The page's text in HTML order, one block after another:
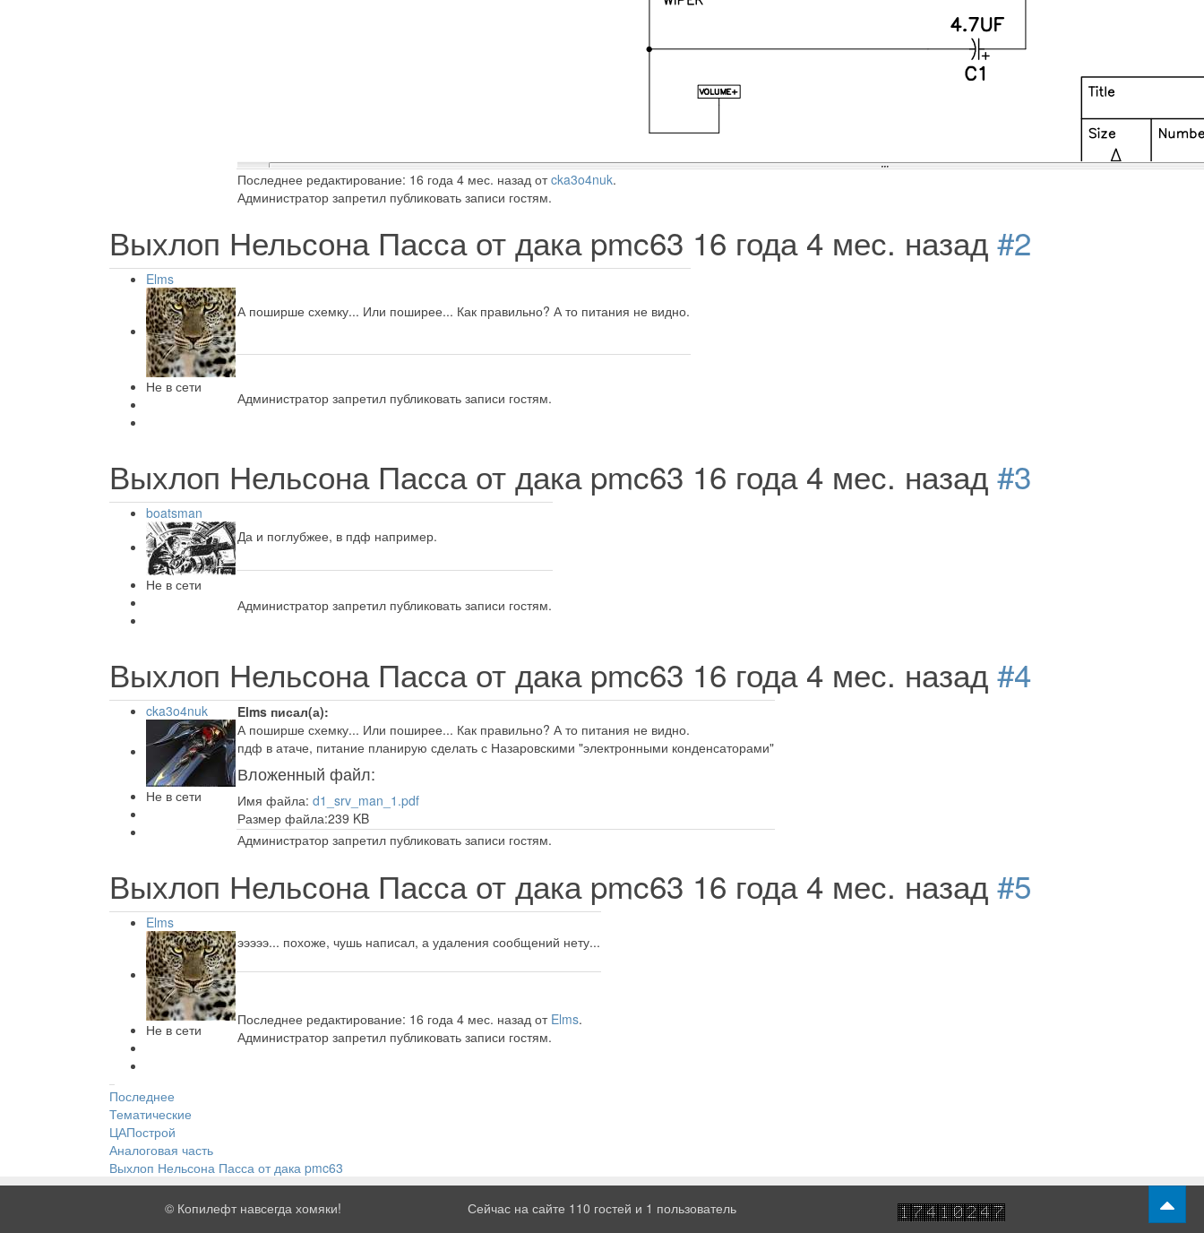
Последнее редактирование: 16 года 4 мес. назад отcka3o4nuk.
Администратор запретил публиковать записи гостям.
Выхлоп Нельсона Пасса от дака pmc63 16 года 4 мес. назад #2
Elms
Не в сети
А поширше схемку... Или поширее... Как правильно? А то питания не видно.
Администратор запретил публиковать записи гостям.
Выхлоп Нельсона Пасса от дака pmc63 16 года 4 мес. назад #3
boatsman
Не в сети
Да и поглубжее, в пдф например.
Администратор запретил публиковать записи гостям.
Выхлоп Нельсона Пасса от дака pmc63 16 года 4 мес. назад #4
cka3o4nuk
Не в сети
Elms писал(а):
А поширше схемку... Или поширее... Как правильно? А то питания не видно.
пдф в атаче, питание планирую сделать с Назаровскими "электронными конденсаторами"
Вложенный файл:
Имя файла: d1_srv_man_1.pdf
Размер файла:239 KB
Администратор запретил публиковать записи гостям.
Выхлоп Нельсона Пасса от дака pmc63 16 года 4 мес. назад #5
Elms
Не в сети
эээээ... похоже, чушь написал, а удаления сообщений нету...
Последнее редактирование: 16 года 4 мес. назад от Elms.
Администратор запретил публиковать записи гостям.
Последнее
Тематические
ЦАПострой
Аналоговая часть
Выхлоп Нельсона Пасса от дака pmc63
© Копилефт навсегда хомяки! Сейчас на сайте 110 гостей и 1 пользователь